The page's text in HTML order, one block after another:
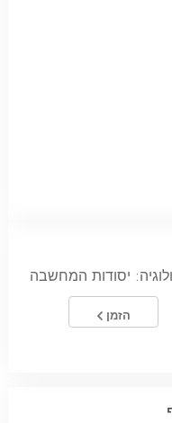
יסודות המחשבה
הזמן